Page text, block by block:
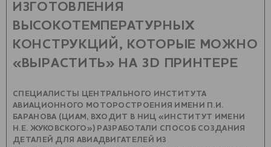
ИЗГОТОВЛЕНИЯ
ВЫСОКОТЕМПЕРАТУРНЫХ
КОНСТРУКЦИЙ, КОТОРЫЕ МОЖНО
«ВЫРАСТИТЬ» НА 3D ПРИНТЕРЕ
СПЕЦИАЛИСТЫ ЦЕНТРАЛЬНОГО ИНСТИТУТА
АВИАЦИОННОГО МОТОРОСТРОЕНИЯ ИМЕНИ П.И.
БАРАНОВА (ЦИАМ, ВХОДИТ В НИЦ «ИНСТИТУТ ИМЕНИ
Н.Е. ЖУКОВСКОГО») РАЗРАБОТАЛИ СПОСОБ СОЗДАНИЯ
ДЕТАЛЕЙ ДЛЯ АВИАДВИГАТЕЛЕЙ ИЗ